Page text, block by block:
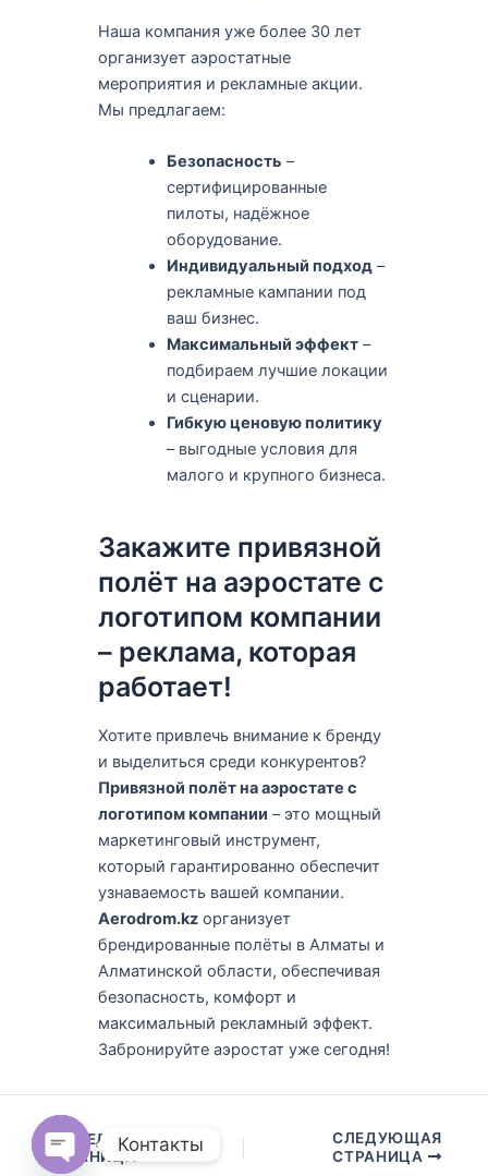
Наша компания уже более 30 лет
организует аэростатные
мероприятия и рекламные акции.
Мы предлагаем:
Безопасность –
сертифицированные
пилоты, надёжное
оборудование.
Индивидуальный подход –
рекламные кампании под
ваш бизнес.
Максимальный эффект –
подбираем лучшие локации
и сценарии.
Гибкую ценовую политику
– выгодные условия для
малого и крупного бизнеса.
Закажите привязной
полёт на аэростате с
логотипом компании
– реклама, которая
работает!
Хотите привлечь внимание к бренду
и выделиться среди конкурентов?
Привязной полёт на аэростате с
логотипом компании – это мощный
маркетинговый инструмент,
который гарантированно обеспечит
узнаваемость вашей компании.
Aerodrom.kzорганизует
брендированные полёты в Алматы и
Алматинской области, обеспечивая
безопасность, комфорт и
максимальный рекламный эффект.
Забронируйте аэростат уже сегодня!
ПРЕДЫДУЩАЯ
СТРАНИЦА
СЛЕДУЮЩАЯ
СТРАНИЦА
Контакты